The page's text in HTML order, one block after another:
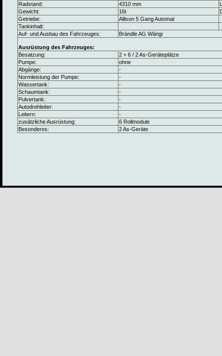
Radstand:
4310 mm
Gewicht:
16t
Getriebe:
Allison 5 Gang Automat
Tankinhalt:
Auf- und Ausbau des Fahrzeuges:
Brändle AG Wängi
Ausrüstung des Fahrzeuges:
Besatzung:
2 + 6 / 2 As-Geräteplätze
Pumpe:
ohne
Abgänge:
-
Normleistung der Pumpe:
-
Wassertank:
-
Schaumtank:
-
Pulvertank:
-
Autodrehleiter:
-
Leitern:
-
zusätzliche Ausrüstung:
6 Rollmodule
Besonderes:
2 As-Geräte